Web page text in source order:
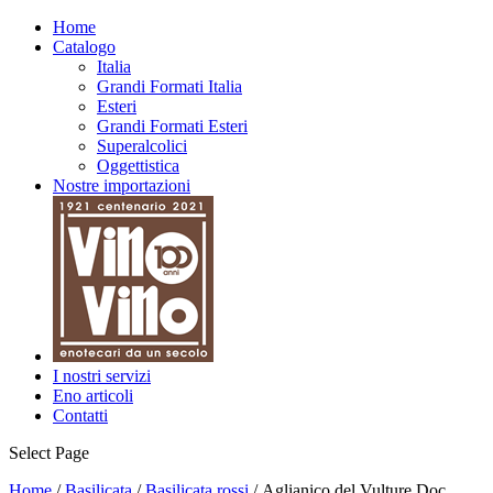
Home
Catalogo
Italia
Grandi Formati Italia
Esteri
Grandi Formati Esteri
Superalcolici
Oggettistica
Nostre importazioni
I nostri servizi
Eno articoli
Contatti
Select Page